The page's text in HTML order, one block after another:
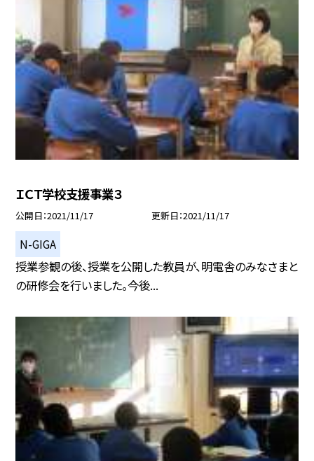
ＩＣＴ学校支援事業３
公開日 2021/11/17 更新日 2021/11/17
N-GIGA
授業参観の後、授業を公開した教員が、明電舎のみなさまと
の研修会を行いました。今後...